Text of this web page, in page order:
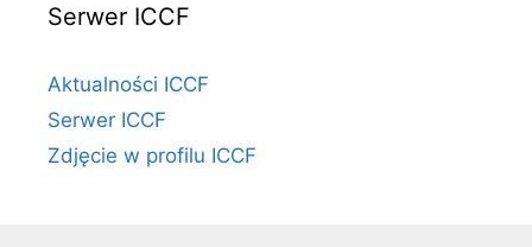
Serwer ICCF
Aktualności ICCF
Serwer ICCF
Zdjęcie w profilu ICCF